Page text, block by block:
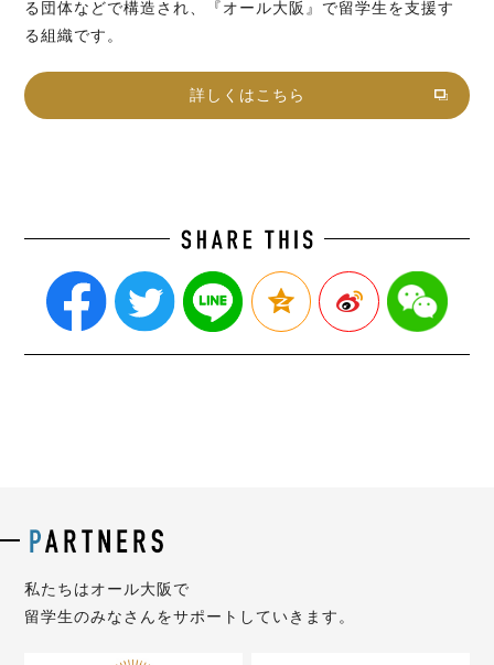
る団体などで構造され、『オール大阪』で留学生を支援す
る組織です。
詳しくはこちら
私たちはオール大阪で
留学生のみなさんをサポートしていきます。